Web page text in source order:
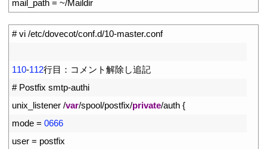
mail_path = ~/Maildir
# vi /etc/dovecot/conf.d/10-master.conf
110-112行目：コメント解除し追記
# Postfix smtp-authi
unix_listener /var/spool/postfix/private/auth {
mode = 0666
user = postfix